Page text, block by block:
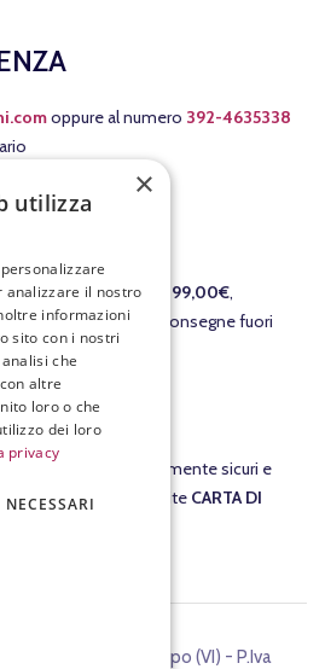
oppure al numero 392-4635338
per ordinisopra i 99,00€,
è di 7,90€. Per consegne fuori
separato.
sono assolutamente sicuri e
potrai pagare tramite CARTA DI
FRACASSO, Chiampo (VI) - P.Iva
×
utilizza
analizzare il nostro
informazioni
sito con i nostri
che
altre
loro o che
dei loro
privacy